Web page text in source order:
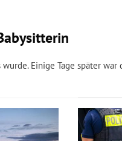
Einige Tage später war